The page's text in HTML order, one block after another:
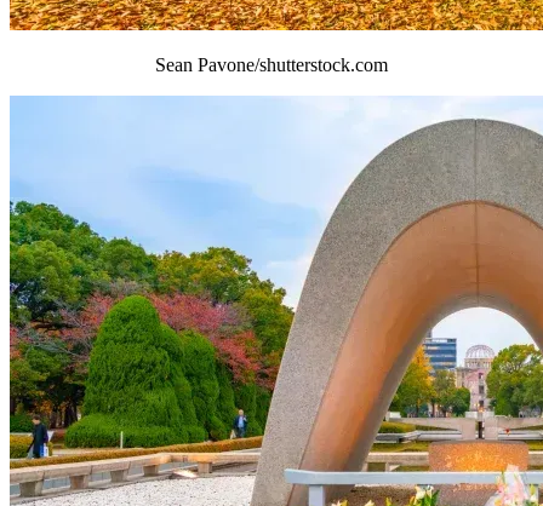
Sean Pavone/shutterstock.com